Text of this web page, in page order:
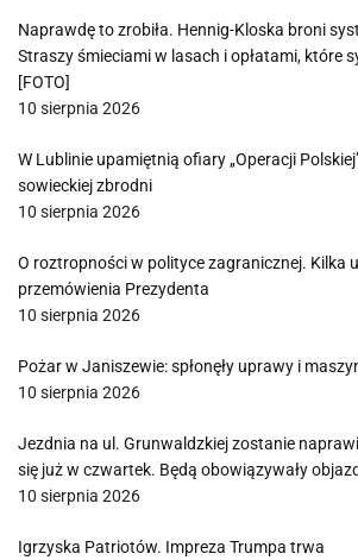
Naprawdę to zrobiła. Hennig-Kloska broni
Straszy śmieciami w lasach i opłatami, które
[FOTO]
10 sierpnia 2026
W Lublinie upamiętnią ofiary „Operacji
sowieckiej zbrodni
10 sierpnia 2026
O roztropności w polityce zagranicznej. Kilka
przemówienia Prezydenta
10 sierpnia 2026
Pożar w Janiszewie: spłonęły uprawy i
10 sierpnia 2026
Jezdnia na ul. Grunwaldzkiej zostanie
się już w czwartek. Będą obowiązywały
10 sierpnia 2026
Igrzyska Patriotów. Impreza Trumpa trwa